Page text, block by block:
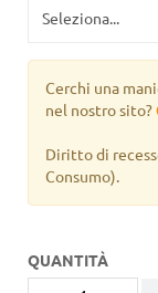
Cerchi una
nel nostro sito?
Diritto di
Consumo).
QUANTITÀ